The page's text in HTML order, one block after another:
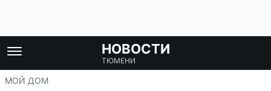
НОВОСТИ
ТЮМЕНИ
МОЙ ДОМ